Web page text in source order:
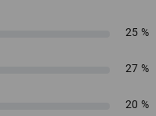
25 %
27 %
20 %